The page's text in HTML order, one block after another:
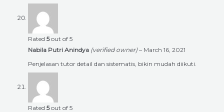
Rated 5out of 5
Nabila Putri Anindya (verified owner) – March 16, 2021
Penjelasan tutor detail dan sistematis, bikin mudah diikuti.
Rated 5out of 5